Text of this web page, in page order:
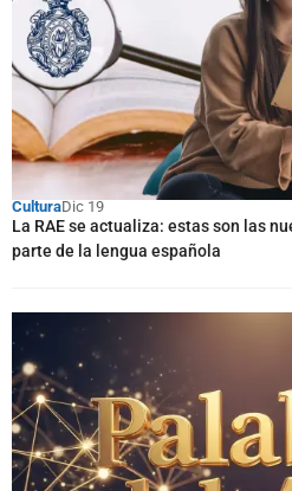
CulturaDic 19
La RAE se actualiza: estas son las
parte de la lengua española